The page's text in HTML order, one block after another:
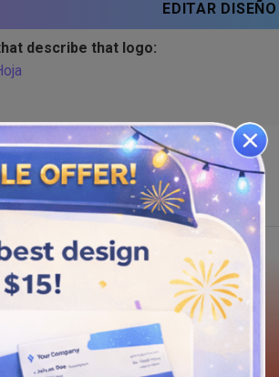
EDITAR DISEÑO
describe that logo: